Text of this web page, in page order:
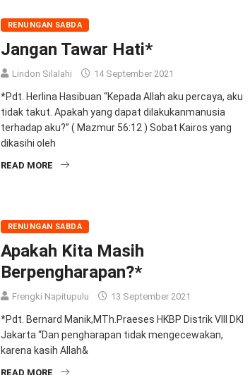
RENUNGAN SABDA
Jangan Tawar Hati*
Lindon Silalahi 14 September 2021
*Pdt. Herlina Hasibuan “Kepada Allah aku percaya, aku
tidak takut. Apakah yang dapat dilakukanmanusia
terhadap aku?” ( Mazmur 56:12 ) Sobat Kairos yang
dikasihi oleh
READ MORE
RENUNGAN SABDA
Apakah Kita Masih
Berpengharapan?*
Frengki Napitupulu 13 September 2021
*Pdt. Bernard Manik,MTh.Praeses HKBP Distrik VIII DKI
Jakarta “Dan pengharapan tidak mengecewakan,
karena kasih Allah&
READ MORE